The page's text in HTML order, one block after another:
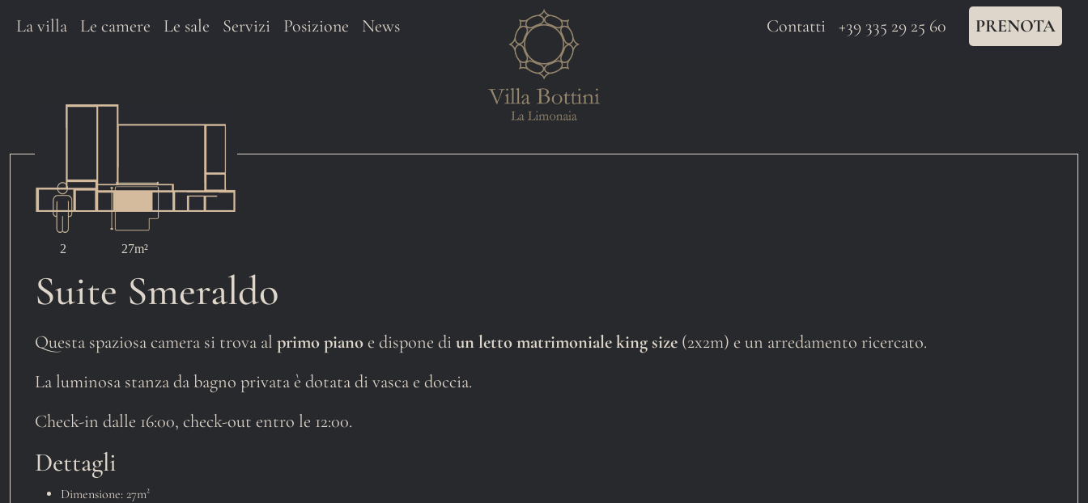
La villa Le camere Le sale Servizi Posizione News Contatti +39 335 29 25 60 PRENOTA
2 27m²
Suite Smeraldo
Questa spaziosa camera si trova al primo pianoe dispone di un letto matrimoniale king size (2x2m) e un arredamento ricercato.
La luminosa stanza da bagno privata è dotata di vasca e doccia.
Check-in dalle 16:00, check-out entro le 12:00.
Dettagli
Dimensione: 27m²